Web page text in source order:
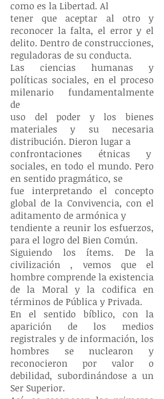
como es la Libertad. Al
tener que aceptar al otro y
reconocer la falta, el error y el
delito. Dentro de construcciones,
reguladoras de su conducta.
Las ciencias humanas y
políticas sociales, en el proceso
milenario fundamentalmente
de
uso del poder y los bienes
materiales y su necesaria
distribución. Dieron lugar a
confrontaciones étnicas y
sociales, en todo el mundo. Pero
en sentido pragmático, se
fue interpretando el concepto
global de la Convivencia, con el
aditamento de armónica y
tendiente a reunir los esfuerzos,
para el logro del Bien Común.
Siguiendo los ítems. De la
civilización , vemos que el
hombre comprende la existencia
de la Moral y la codifica en
términos de Pública y Privada.
En el sentido bíblico, con la
aparición de los medios
registrales y de información, los
hombres se nuclearon y
reconocieron por valor o
debilidad, subordinándose a un
Ser Superior.